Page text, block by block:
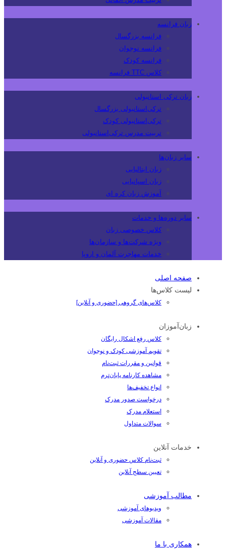
زبان فرانسه
فرانسه بزرگسال
فرانسه نوجوان
فرانسه کودک
کلاس TTC فرانسه
زبان ترکی استانبولی
ترکی‌استانبولی بزرگسال
ترکی‌استانبولی کودک
تربیت مدرس ترکی‌استانبولی
سایر زبان‌ها
زبان ایتالیایی
زبان اسپانیایی
آموزش زبان کره ای
سایر دوره‌ها و خدمات
کلاس خصوصی زبان
ویژه شرکت‌ها و سازمان‌ها
خدمات مهاجرت آلمان و اروپا
صفحه اصلی
لیست کلاس‌ها
کلاس‌های گروهی [حضوری و آنلاین]
زبان‌آموزان
کلاس رفع اشکال رایگان
تقویم آموزشی کودک و نوجوان
قوانین و مقررات ثبت‌نام
مشاهده کارنامه پایان‌ترم
انواع تخفیف‌ها
درخواست صدور مدرک
استعلام مدرک
سوالات متداول
خدمات آنلاین
ثبت‌نام کلاس حضوری و آنلاین
تعیین سطح آنلاین
مطالب آموزشی
ویدیوهای آموزشی
مقالات آموزشی
همکاری با ما